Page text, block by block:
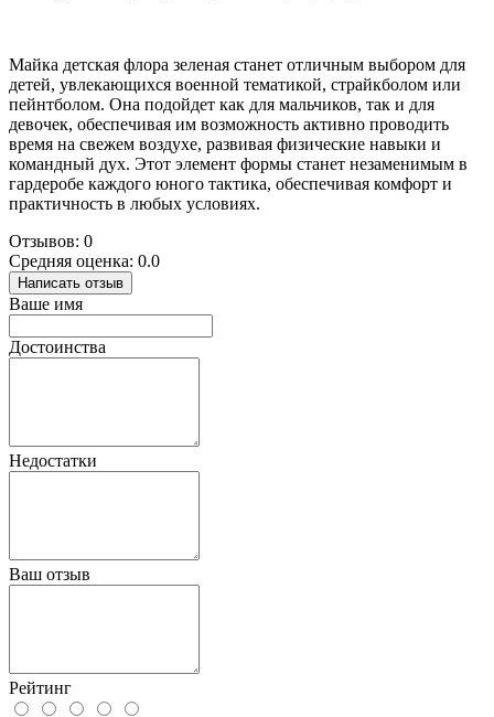
Майка детская флора зеленая станет отличным выбором для
детей, увлекающихся военной тематикой, страйкболом или
пейнтболом. Она подойдет как для мальчиков, так и для
девочек, обеспечивая им возможность активно проводить
время на свежем воздухе, развивая физические навыки и
командный дух. Этот элемент формы станет незаменимым в
гардеробе каждого юного тактика, обеспечивая комфорт и
практичность в любых условиях.
Отзывов: 0
Средняя оценка: 0.0
Написать отзыв
Ваше имя
Достоинства
Недостатки
Ваш отзыв
Рейтинг